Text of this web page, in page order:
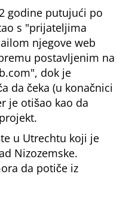
godine putujući po
s prijateljima
njegove web
postavljenim na
, dok je
da čeka (u konačnici
je otišao kao da
u Utrechtu koji je
Nizozemske.
da potiče iz